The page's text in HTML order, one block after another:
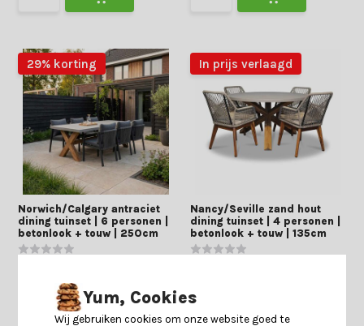
29% korting
Norwich/Calgary antraciet
dining tuinset | 6 personen |
betonlook + touw | 250cm
Deliverytime
Op voorraad
2.789,- 1.989,-
In prijs verlaagd
Nancy/Seville zand hout
dining tuinset | 4 personen |
betonlook + touw | 135cm
1.189,- 1.159,-
Yum, Cookies
Wij gebruiken cookies om onze website goed te